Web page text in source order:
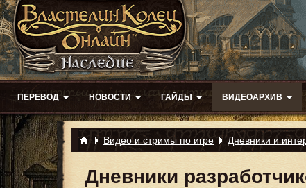
ПЕРЕВОД НОВОСТИ ГАЙДЫ ВИДЕОАРХИВ
Видео и стримы по игре Дневники и
Дневники